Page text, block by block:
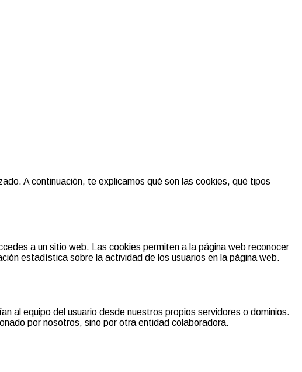
A continuación, te explicamos qué son las cookies, qué tipos
a un sitio web. Las cookies permiten a la página web reconocer
estadística sobre la actividad de los usuarios en la página web.
al equipo del usuario desde nuestros propios servidores o dominios.
por nosotros, sino por otra entidad colaboradora.